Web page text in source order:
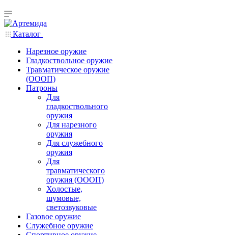
Каталог
Нарезное оружие
Гладкоствольное оружие
Травматическое оружие
(ОООП)
Патроны
Для
гладкоствольного
оружия
Для нарезного
оружия
Для служебного
оружия
Для
травматического
оружия (ОООП)
Холостые,
шумовые,
светозвуковые
Газовое оружие
Служебное оружие